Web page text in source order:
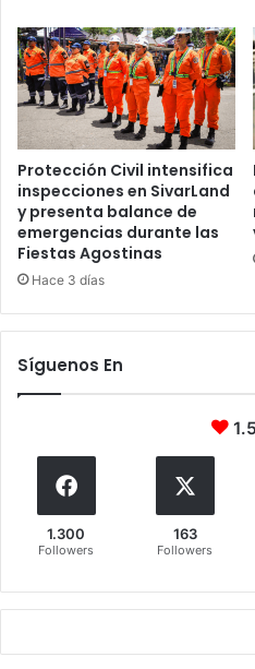
Protección Civil intensifica
inspecciones en SivarLand
y presenta balance de
emergencias durante las
Fiestas Agostinas
Hace 3 días
Síguenos En
1.300
Followers
163
Followers